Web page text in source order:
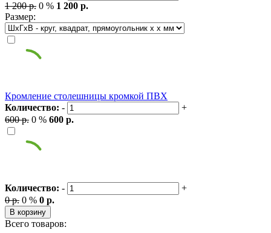
1 200 р. 0 % 1 200 р.
Размер:
Кромление столешницы кромкой ПВХ
Количество: -
+
600 р. 0 % 600 р.
Количество: -
+
0 р. 0 % 0 р.
В корзину
Всего товаров: